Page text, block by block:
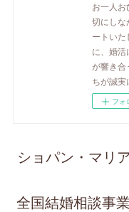
お一人
切にしな
ートいた
に、婚
が響き合
ちが誠実
フォ
ショパン・マリ
全国結婚相談事